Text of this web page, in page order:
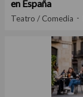
en España
Teatro / Comedia